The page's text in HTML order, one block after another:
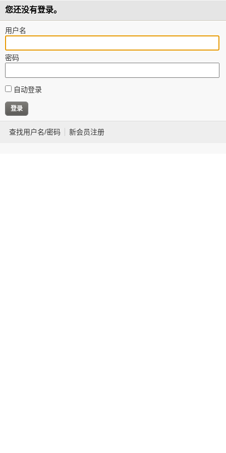
您还没有登录。
用户名
密码
自动登录
查找用户名/密码 新会员注册